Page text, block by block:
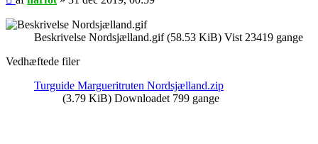
Beskrivelse Nordsjælland.gif (58.53 KiB) Vist 23419 gange
Vedhæftede filer
Turguide Margueritruten Nordsjælland.zip
(3.79 KiB) Downloadet 799 gange